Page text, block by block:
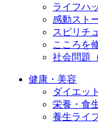
ライフハ
感動スト
スピリチ
こころを
社会問題
健康・美容
ダイエット
栄養・食
養生ライ